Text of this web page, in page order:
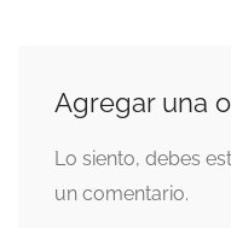
Agregar una
Lo siento, debes
un comentario.